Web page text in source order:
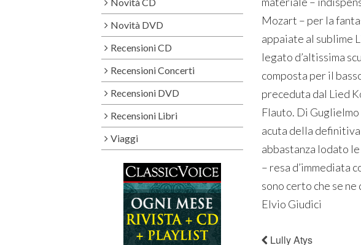
Mozart – per la
appaiate al sublime
legato d’altissima
composta per il
preceduta dal Lied
Flauto. Di
acuta della definitiva
abbastanza lodato
– resa d’immediata
sono certo che se
Elvio Giudici
Lully Atys
Novità DVD
Recensioni CD
Recensioni Concerti
Recensioni DVD
Recensioni Libri
Viaggi